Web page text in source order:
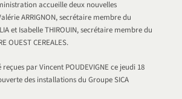
accueille deux nouvelles
ARRIGNON, secrétaire membre du
et Isabelle THIROUIN, secrétaire membre du
OUEST CEREALES.
par Vincent POUDEVIGNE ce jeudi 18
des installations du Groupe SICA